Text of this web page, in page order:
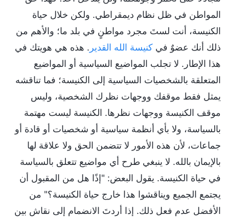
المواطن في ظل نظام ديمقراطي. ولكن خلال حياة
الكنيسة، أنت لستَ مجرد مواطنٍ في بلد ما؛ والأهم من
ذلك أنك عضوٌ في كنيسة الله القدير . هذه هي هويتك في
هذا الإطار. لا تجلب المواضيع السياسية أو المواضيع
المتعلقة بالشخصيات السياسية إلى الكنيسة؛ فما تناقشه
يمثل فقط موقفك ووجهات نظرك الشخصية، وليس
موقف الكنيسة ووجهات نظرها. الكنيسة ليست مهتمة
بالسياسة، ولا بأي أنظمة سياسية أو شخصيات أو قادة أو
جماعات، لأن هذه الأمور لا تتضمن الحق ولا علاقة لها
بالإيمان بالله. لا ينبغي طرح أي مواضيع تتعلق بالسياسة
في حياة الكنيسة. يقول البعض: "إذًا هل من المقبول أن
يجتمع الجميع ويناقشوا هذا خارج حياة الكنيسة؟" من
الأفضل عدم فعل ذلك. إذا أردتَ الانضمام إلى نقاش بين